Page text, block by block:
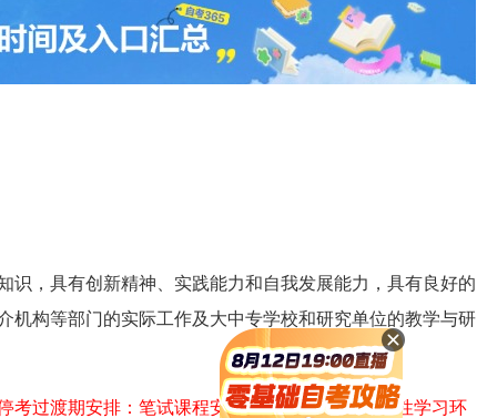
识，具有创新精神、实践能力和自我发展能力，具有良好的
机构等部门的实际工作及大中专学校和研究单位的教学与研
考过渡期安排：笔试课程安排至2025年4月，实践性学习环